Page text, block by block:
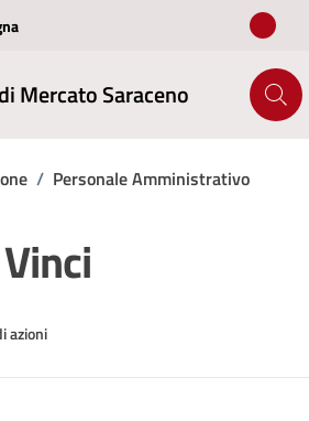
Mercato Saraceno
/ Personale Amministrativo
azioni